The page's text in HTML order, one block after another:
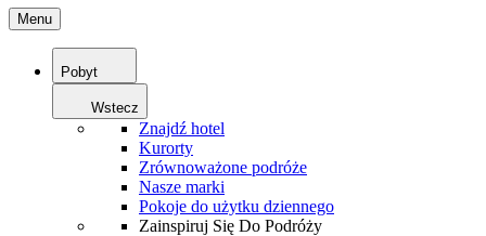
Menu
Pobyt
Wstecz
Znajdź hotel
Kurorty
Zrównoważone podróże
Nasze marki
Pokoje do użytku dziennego
Zainspiruj Się Do Podróży